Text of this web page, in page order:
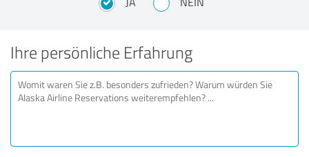
Ihre persönliche Erfahrung